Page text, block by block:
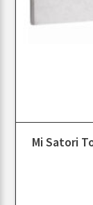
Mi Satori